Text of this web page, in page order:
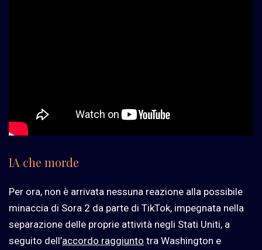
IA che morde
Per ora, non è arrivata nessuna reazione alla possibile
minaccia di Sora 2 da parte di TikTok, impegnata nella
separazione delle proprie attività negli Stati Uniti, a
seguito dell’accordo raggiunto tra Washington e